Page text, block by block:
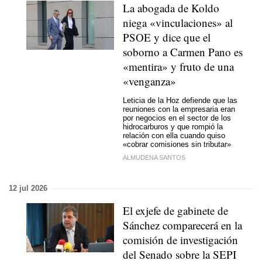
La abogada de Koldo
niega «vinculaciones» al
PSOE y dice que el
soborno a Carmen Pano es
«mentira» y fruto de una
«venganza»
Leticia de la Hoz defiende que las
reuniones con la empresaria eran
por negocios en el sector de los
hidrocarburos y que rompió la
relación con ella cuando quiso
«cobrar comisiones sin tributar»
ALMUDENA SANTOS
12 jul 2026
El exjefe de gabinete de
Sánchez comparecerá en la
comisión de investigación
del Senado sobre la SEPI